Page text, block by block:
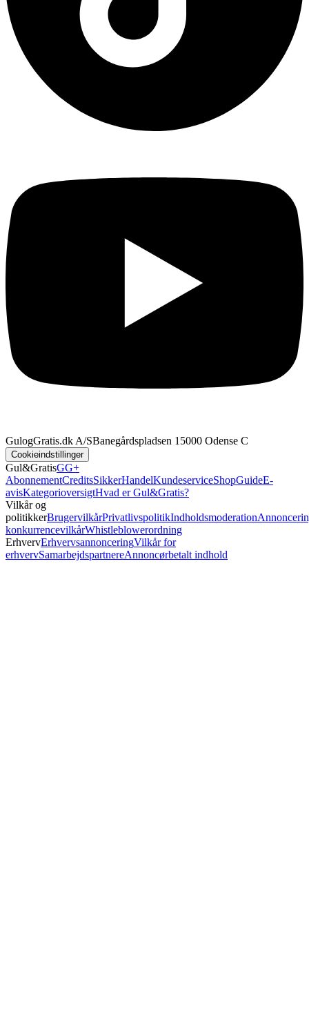
GulogGratis.dk A/SBanegårdspladsen 1 5000 Odense C
Cookieindstillinger
Gul&GratisGG+
AbonnementCreditsSikkerHandelKundeserviceShopGuideE-
avisKategorioversigtHvad er Gul&Gratis?
Vilkår og
politikkerBrugervilkårPrivatlivspolitikIndholdsmoderation
konkurrencevilkårWhistleblowerordning
ErhvervErhvervsannonceringVilkår for
erhvervSamarbejdspartnereAnnoncørbetalt indhold